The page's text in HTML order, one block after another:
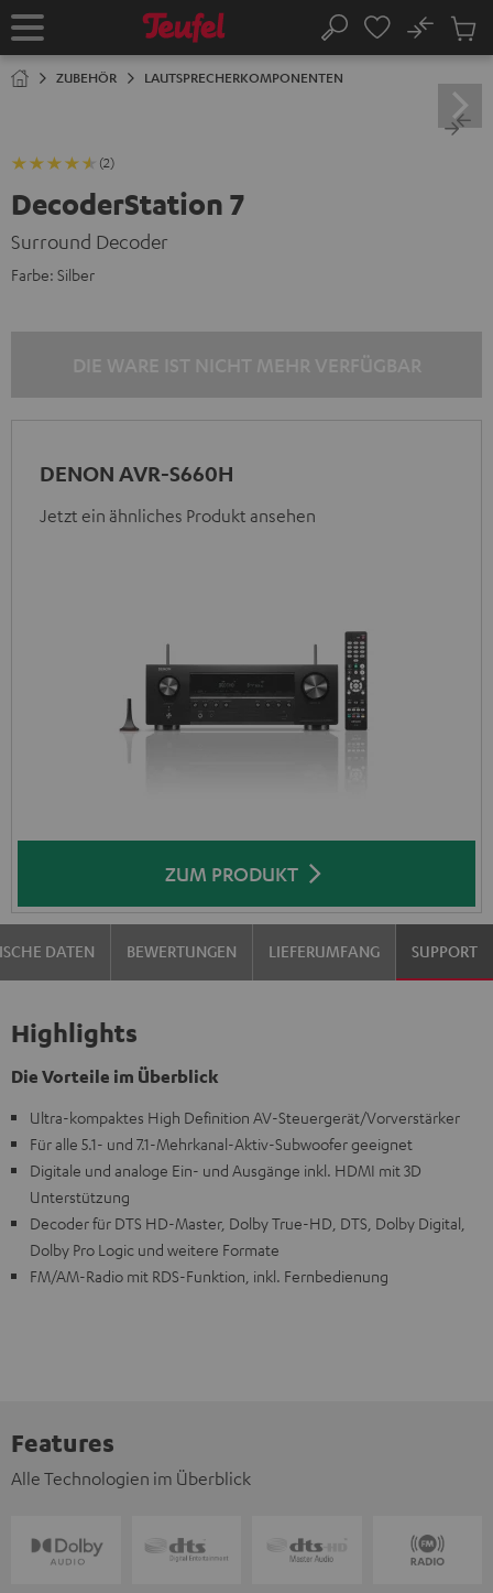
Startseite Suche
No
ZUBEHÖR LAUTSPRECHERKOMPONENTEN
(2)
DecoderStation 7
Surround Decoder
Farbe: Silber
DENON AVR-S660H
Jetzt ein ähnliches Produkt ansehen
ZUM PRODUKT
DATEN BEWERTUNGEN LIEFERUMFANG SUPPORT
Highlights
Die Vorteile im Überblick
Ultra-kompaktes High Definition AV-Steuergerät/Vorverstärker
Für alle 5.1- und 7.1-Mehrkanal-Aktiv-Subwoofer geeignet
Digitale und analoge Ein- und Ausgänge inkl. HDMI mit 3D
Unterstützung
Decoder für DTS HD-Master, Dolby True-HD, DTS, Dolby Digital,
Dolby Pro Logic und weitere Formate
FM/AM-Radio mit RDS-Funktion, inkl. Fernbedienung
Features
Alle Technologien im Überblick